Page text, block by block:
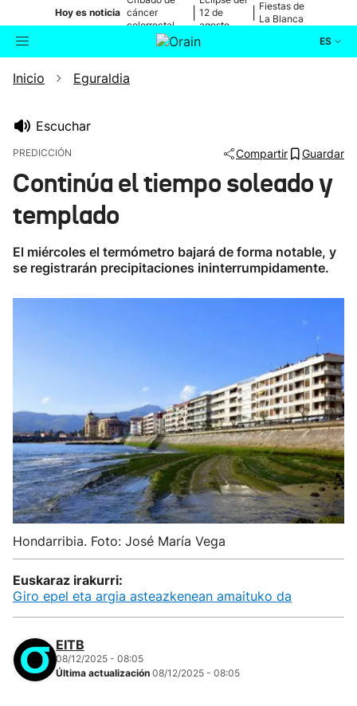
Hoy es noticia cáncer
colorrectal
12 de
agosto
Fiestas de
La Blanca
ES
Buscador
Eguraldia
Inicio Eguraldia
Escuchar
PREDICCIÓN Compartir Guardar
Continúa el tiempo soleado y
templado
El miércoles el termómetro bajará de forma notable, y
se registrarán precipitaciones ininterrumpidamente.
Hondarribia. Foto: José María Vega
Euskaraz irakurri:
Giro epel eta argia asteazkenean amaituko da
EITB
08/12/2025 - 08:05
Última actualización 08/12/2025 - 08:05